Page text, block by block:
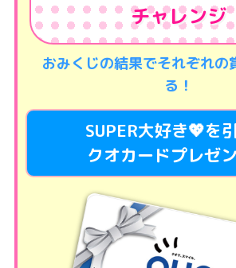
チャレンジ
おみくじの結果でそれぞれの
る！
SUPER大好き💖を
クオカードプレゼ